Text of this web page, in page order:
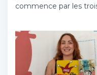
commence par les